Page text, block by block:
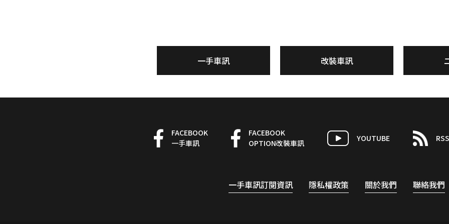
一手車訊 改裝車訊
FACEBOOK
一手車訊
FACEBOOK
OPTION改裝車訊
YOUTUBE RSS
一手車訊訂閱資訊 隱私權政策 關於我們 聯絡我們